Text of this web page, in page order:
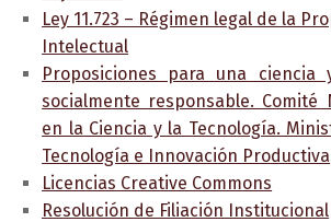
Ley 11.723 – Régimen legal de la
Intelectual
Proposiciones para una ciencia
socialmente responsable. Comité
en la Ciencia y la Tecnología.
Tecnología e Innovación Productiva
Licencias Creative Commons
Resolución de Filiación Institucional